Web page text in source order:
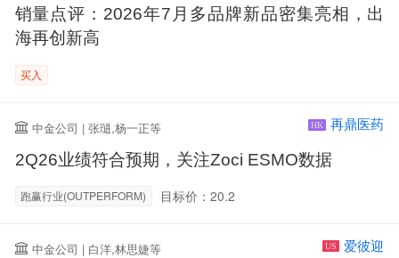
销量点评：2026年7月多品牌新品密集亮相，出
海再创新高
买入
中金公司 | 张琎,杨一正等 HK 再鼎医药
2Q26业绩符合预期，关注Zoci ESMO数据
跑赢行业(OUTPERFORM) 目标价：20.2
中金公司 | 白洋,林思婕等 US 爱彼迎